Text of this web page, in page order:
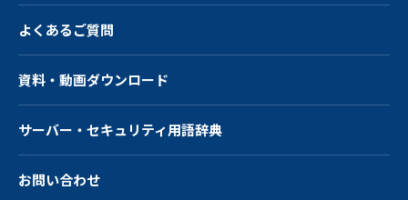
よくあるご質問
資料・動画ダウンロード
サーバー・ セキュリティ用語辞典
お問い合わせ